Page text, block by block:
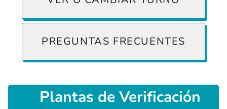
PREGUNTAS FRECUENTES
Plantas de Verificación